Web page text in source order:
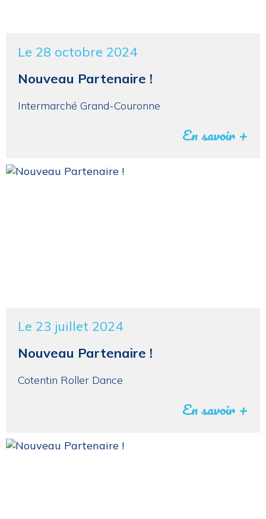
Le 28 octobre 2024
Nouveau Partenaire !
Intermarché Grand-Couronne
En savoir +
Le 23 juillet 2024
Nouveau Partenaire !
Cotentin Roller Dance
En savoir +